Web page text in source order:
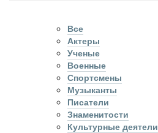
Все
Актеры
Ученые
Военные
Спортсмены
Музыканты
Писатели
Знаменитости
Культурные деятели